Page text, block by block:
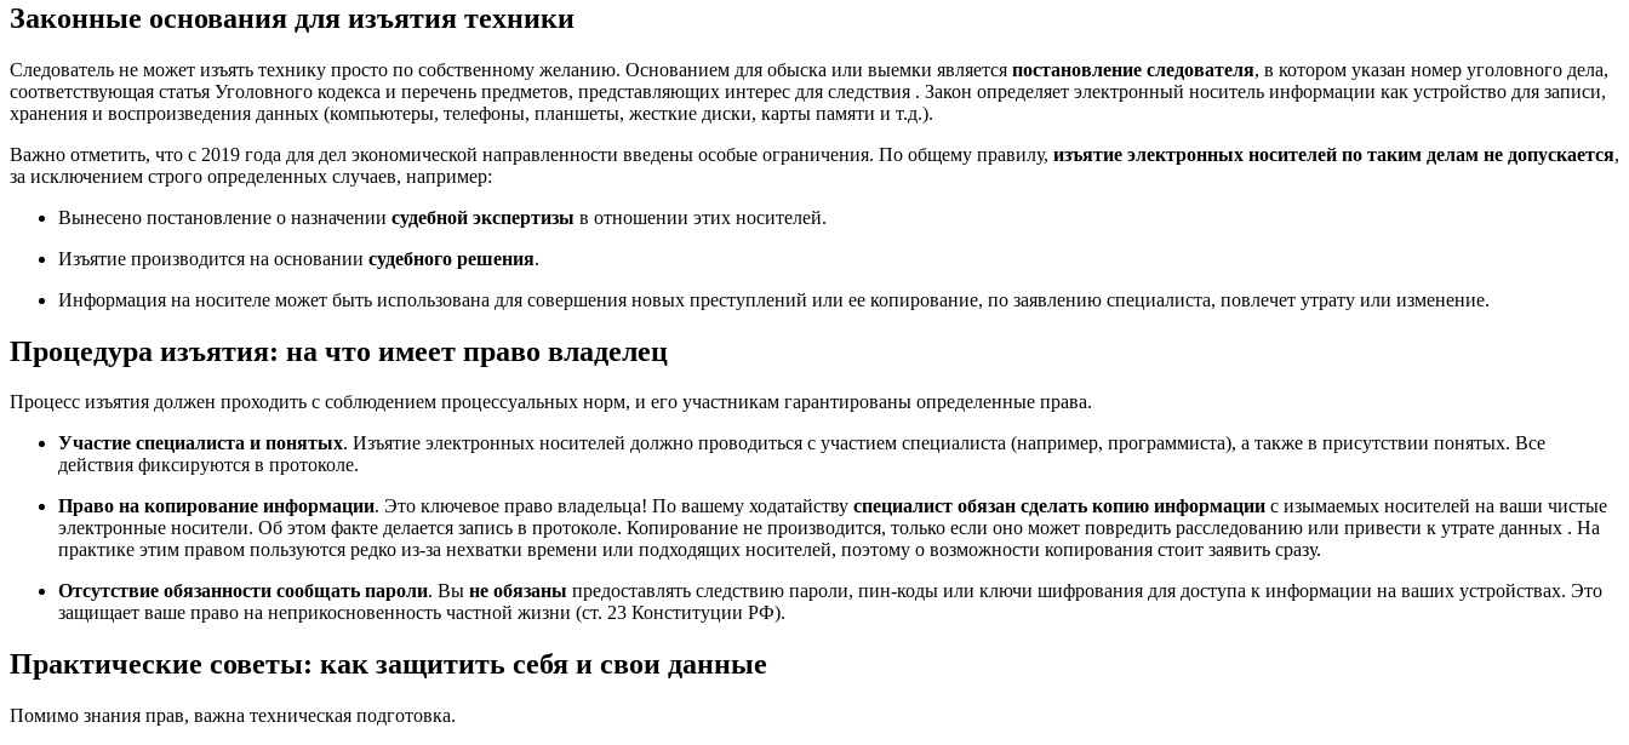
Законные основания для изъятия техники
Следователь не может изъять технику просто по собственному желанию. Основанием для обыска или выемки является постановление следователя, в котором указан номер уголовного дела,
соответствующая статья Уголовного кодекса и перечень предметов, представляющих интерес для следствия . Закон определяет электронный носитель информации как устройство для записи,
хранения и воспроизведения данных (компьютеры, телефоны, планшеты, жесткие диски, карты памяти и т.д.).
Важно отметить, что с 2019 года для дел экономической направленности введены особые ограничения. По общему правилу, изъятие электронных носителей по таким делам не допускается,
за исключением строго определенных случаев, например:
Вынесено постановление о назначении судебной экспертизы в отношении этих носителей.
Изъятие производится на основании судебного решения.
Информация на носителе может быть использована для совершения новых преступлений или ее копирование, по заявлению специалиста, повлечет утрату или изменение.
Процедура изъятия: на что имеет право владелец
Процесс изъятия должен проходить с соблюдением процессуальных норм, и его участникам гарантированы определенные права.
Участие специалиста и понятых. Изъятие электронных носителей должно проводиться с участием специалиста (например, программиста), а также в присутствии понятых. Все
действия фиксируются в протоколе.
Право на копирование информации. Это ключевое право владельца! По вашему ходатайству специалист обязан сделать копию информации с изымаемых носителей на ваши чистые
электронные носители. Об этом факте делается запись в протоколе. Копирование не производится, только если оно может повредить расследованию или привести к утрате данных . На
практике этим правом пользуются редко из-за нехватки времени или подходящих носителей, поэтому о возможности копирования стоит заявить сразу.
Отсутствие обязанности сообщать пароли. Вы не обязаны предоставлять следствию пароли, пин-коды или ключи шифрования для доступа к информации на ваших устройствах. Это
защищает ваше право на неприкосновенность частной жизни (ст. 23 Конституции РФ).
Практические советы: как защитить себя и свои данные
Помимо знания прав, важна техническая подготовка.